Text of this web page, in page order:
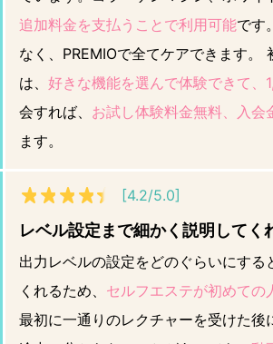
追加料金を支払うことで利用可能です
なく、PREMIOで全てケアできます。
は、 好きな機能を選んで体験できて、
会すれば、 お試し体験料金無料、入会
ます。
[4.2/5.0]
レベル設定まで細かく説明してく
出力レベルの設定をどのぐらいにする
くれるため、 セルフエステが初めての
最初に一通りのレクチャーを受けた後